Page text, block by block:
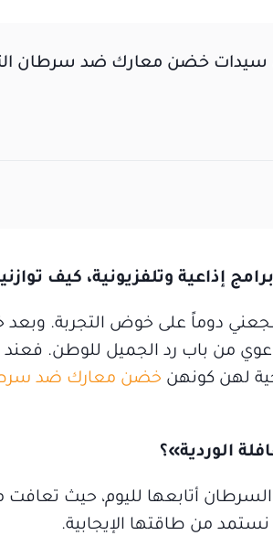
إلى سيدات خضن معارك ضد سرطان
إذاعية وتلفزيونية، كيف
دوماً على خوض التجربة.
من باب رد الجميل للوطن. فعند
لهن كونهن خضن معارك ضد
الوردية»؟
أتابعها لليوم، حيث تعافت
من طاقتها الإيجابية.